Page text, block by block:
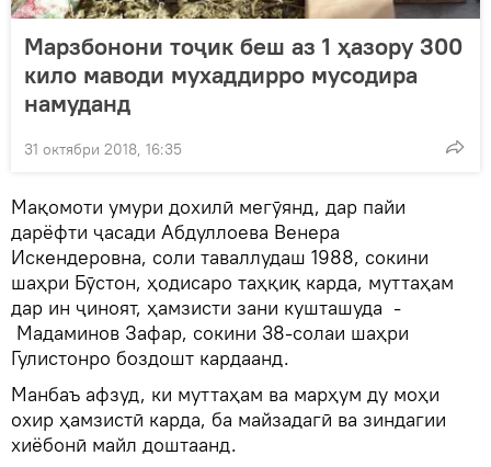
Марзбонони тоҷик беш аз 1 ҳазору 300
кило маводи мухаддирро мусодира
намуданд
31 октябри 2018, 16:35
Мақомоти умури дохилӣ мегӯянд, дар пайи
дарёфти ҷасади Абдуллоева Венера
Искендеровна, соли таваллудаш 1988, сокини
шаҳри Бӯстон, ҳодисаро таҳқиқ карда, муттаҳам
дар ин ҷиноят, ҳамзисти зани кушташуда -
Мадаминов Зафар, сокини 38-солаи шаҳри
Гулистонро боздошт кардаанд.
Манбаъ афзуд, ки муттаҳам ва марҳум ду моҳи
охир ҳамзистӣ карда, ба майзадагӣ ва зиндагии
хиёбонӣ майл доштаанд.